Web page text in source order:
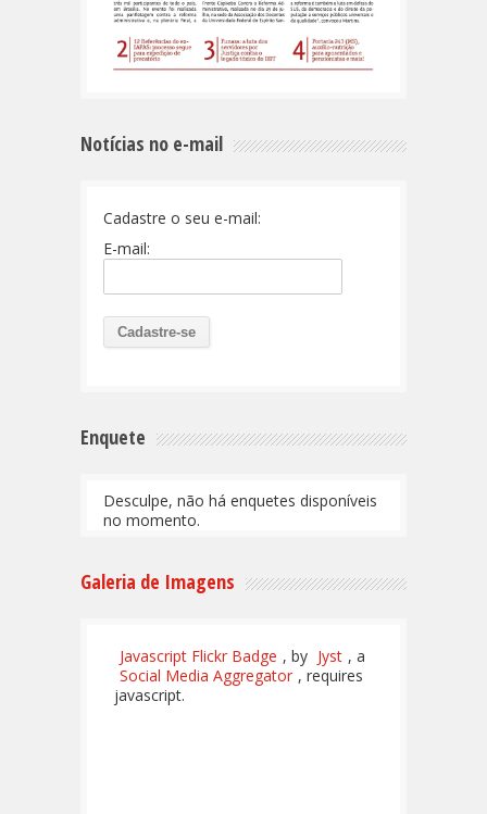
Notícias no e-mail
Cadastre o seu e-mail:
E-mail:
Enquete
Desculpe, não há enquetes disponíveis
no momento.
Galeria de Imagens
Javascript Flickr Badge , by Jyst , a
Social Media Aggregator , requires
javascript.